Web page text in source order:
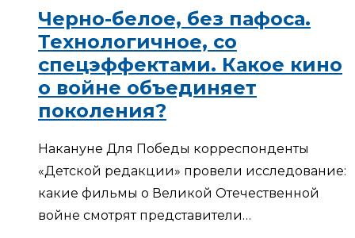
Черно-белое, без пафоса.
Технологичное, со
спецэффектами. Какое кино
о войне объединяет
поколения?
Накануне Для Победы корреспонденты
«Детской редакции» провели исследование:
какие фильмы о Великой Отечественной
войне смотрят представители…